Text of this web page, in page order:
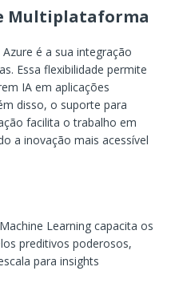
Multiplataforma
é a sua integração
Essa flexibilidade permite
IA em aplicações
disso, o suporte para
facilita o trabalho em
a inovação mais acessível
Learning capacita os
preditivos poderosos,
para insights